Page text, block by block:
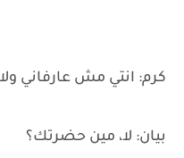
كرم: انتي مش عارفاني ولا
بيان: لا، مين حضرتك؟